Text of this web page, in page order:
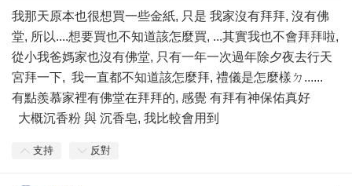
我那天原本也很想買一些金紙, 只是 我家沒有拜拜, 沒有佛
堂, 所以....想要買也不知道該怎麼買, ...其實我也不會拜拜啦,
從小我爸媽家也沒有佛堂, 只有一年一次過年除夕夜去行天
宮拜一下, 我一直都不知道該怎麼拜, 禮儀是怎麼樣ㄉ......
有點羨慕家裡有佛堂在拜拜的, 感覺 有拜有神保佑真好
大概沉香粉 與 沉香皂, 我比較會用到
支持 反對